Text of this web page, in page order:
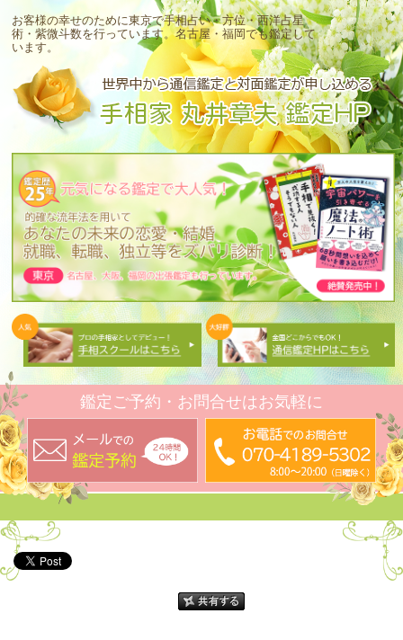
お客様の幸せのために東京で手相占い・方位・西洋占星
術・紫微斗数を行っています。名古屋・福岡でも鑑定して
います。
鑑定ご予約・お問合せはお気軽に